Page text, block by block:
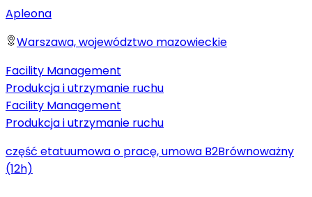
Apleona
Warszawa, województwo mazowieckie
Facility Management
Produkcja i utrzymanie ruchu
Facility Management
Produkcja i utrzymanie ruchu
część etatuumowa o pracę, umowa B2Brównoważny
(12h)